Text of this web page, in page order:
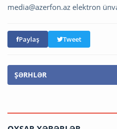
media@azerfon.az elektron
Paylaş Tweet
ŞƏRHLƏR